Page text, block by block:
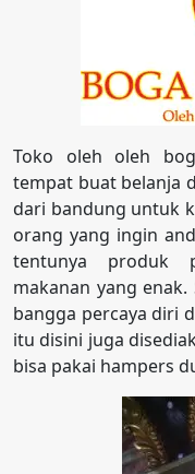
Toko oleh oleh
tempat buat belanja
dari bandung untuk
orang yang ingin
tentunya produk
makanan yang
bangga percaya diri
itu disini juga
bisa pakai hampers